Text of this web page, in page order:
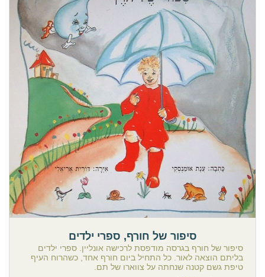
סיפור של חורף, ספרי ילדים
סיפור של חורף בגרסה מודפסת לרכישה אונליין. ספרי ילדים
בליתם הוצאה לאור. כל התחיל ביום חורף אחד, כשהרוח העיף
טיפת גשם קטנה שנחתה על צווארו של תם.